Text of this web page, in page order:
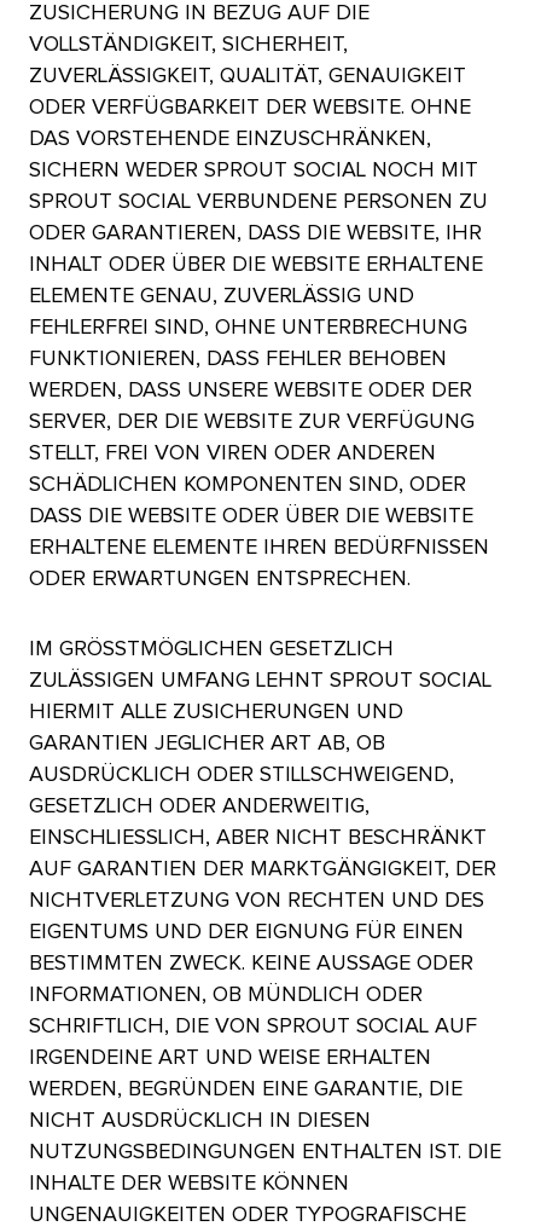
ZUSICHERUNG IN BEZUG AUF DIE
VOLLSTÄNDIGKEIT, SICHERHEIT,
ZUVERLÄSSIGKEIT, QUALITÄT, GENAUIGKEIT
ODER VERFÜGBARKEIT DER WEBSITE. OHNE
DAS VORSTEHENDE EINZUSCHRÄNKEN,
SICHERN WEDER SPROUT SOCIAL NOCH MIT
SPROUT SOCIAL VERBUNDENE PERSONEN ZU
ODER GARANTIEREN, DASS DIE WEBSITE, IHR
INHALT ODER ÜBER DIE WEBSITE ERHALTENE
ELEMENTE GENAU, ZUVERLÄSSIG UND
FEHLERFREI SIND, OHNE UNTERBRECHUNG
FUNKTIONIEREN, DASS FEHLER BEHOBEN
WERDEN, DASS UNSERE WEBSITE ODER DER
SERVER, DER DIE WEBSITE ZUR VERFÜGUNG
STELLT, FREI VON VIREN ODER ANDEREN
SCHÄDLICHEN KOMPONENTEN SIND, ODER
DASS DIE WEBSITE ODER ÜBER DIE WEBSITE
ERHALTENE ELEMENTE IHREN BEDÜRFNISSEN
ODER ERWARTUNGEN ENTSPRECHEN.​​
IM GRÖSSTMÖGLICHEN GESETZLICH
ZULÄSSIGEN UMFANG LEHNT SPROUT SOCIAL
HIERMIT ALLE ZUSICHERUNGEN UND
GARANTIEN JEGLICHER ART AB, OB
AUSDRÜCKLICH ODER STILLSCHWEIGEND,
GESETZLICH ODER ANDERWEITIG,
EINSCHLIESSLICH, ABER NICHT BESCHRÄNKT
AUF GARANTIEN DER MARKTGÄNGIGKEIT, DER
NICHTVERLETZUNG VON RECHTEN UND DES
EIGENTUMS UND DER EIGNUNG FÜR EINEN
BESTIMMTEN ZWECK. KEINE AUSSAGE ODER
INFORMATIONEN, OB MÜNDLICH ODER
SCHRIFTLICH, DIE VON SPROUT SOCIAL AUF
IRGENDEINE ART UND WEISE ERHALTEN
WERDEN, BEGRÜNDEN EINE GARANTIE, DIE
NICHT AUSDRÜCKLICH IN DIESEN
NUTZUNGSBEDINGUNGEN ENTHALTEN IST. DIE
INHALTE DER WEBSITE KÖNNEN
UNGENAUIGKEITEN ODER TYPOGRAFISCHE